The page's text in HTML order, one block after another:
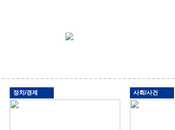
정치/경제 사회/사건